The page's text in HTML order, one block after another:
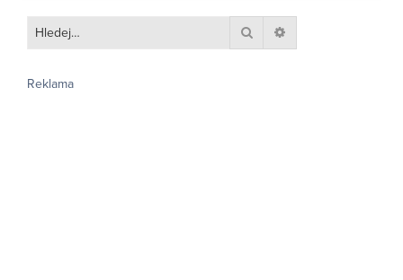
Hledat
Reklama